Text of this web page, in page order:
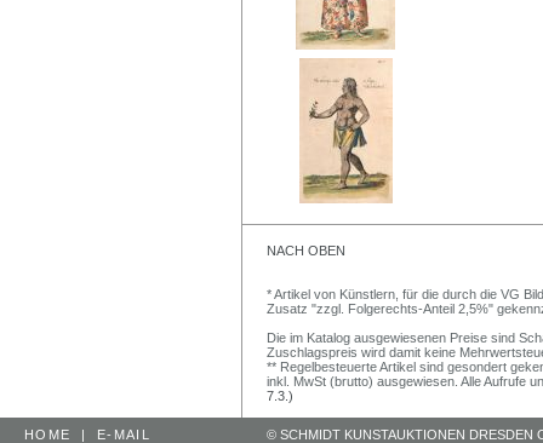
NACH OBEN
* Artikel von Künstlern, für die durch die VG
Zusatz "zzgl. Folgerechts-Anteil 2,5%"
Die im Katalog ausgewiesenen Preise sind
Zuschlagspreis wird damit keine
** Regelbesteuerte Artikel sind gesondert
inkl. MwSt (brutto) ausgewiesen. Alle Aufrufe
7.3.)
HOME | E-MAIL © SCHMIDT KUNSTAUKTIONEN DRESDEN